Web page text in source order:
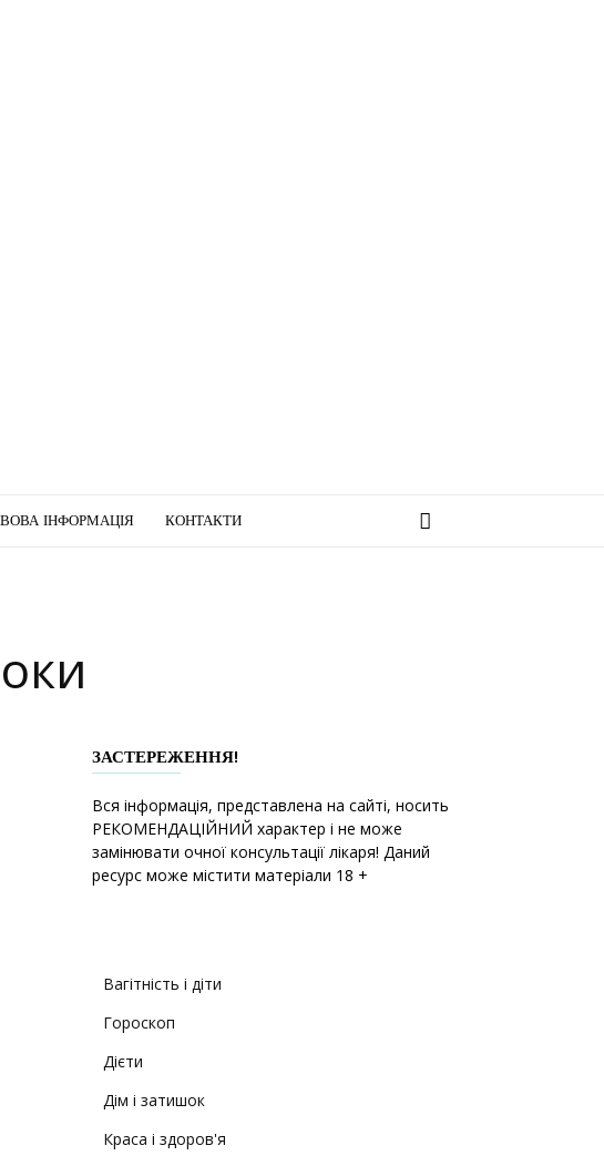
ІНФОРМАЦІЯ КОНТАКТИ
ЗАСТЕРЕЖЕННЯ!
Вся інформація, представлена на сайті, носить
РЕКОМЕНДАЦІЙНИЙ характер і не може
замінювати очної консультації лікаря! Даний
ресурс може містити матеріали 18 +
Вагітність і діти
Гороскоп
Дієти
Дім і затишок
Краса і здоров'я